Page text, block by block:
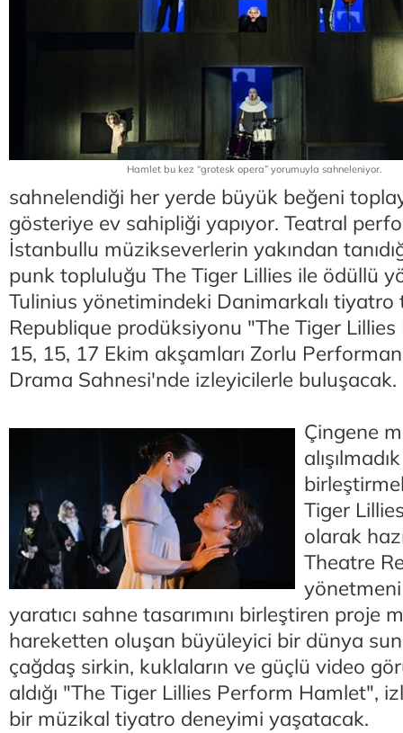
Hamlet bu kez “grotesk opera” yorumuyla sahneleniyor.
sahnelendiği her yerde büyük beğeni
gösteriye ev sahipliği yapıyor. Teatral
İstanbullu müzikseverlerin yakından
punk topluluğu The Tiger Lillies ile ödüllü
Tulinius yönetimindeki Danimarkalı
Republique prodüksiyonu "The Tiger
15, 15, 17 Ekim akşamları Zorlu
Drama Sahnesi'nde izleyicilerle buluşacak.
Çingene
Tiger
olarak
Theatre
yaratıcı sahne tasarımını birleştiren proje
hareketten oluşan büyüleyici bir dünya
çağdaş sirkin, kuklaların ve güçlü video
aldığı "The Tiger Lillies Perform Hamlet",
bir müzikal tiyatro deneyimi yaşatacak.